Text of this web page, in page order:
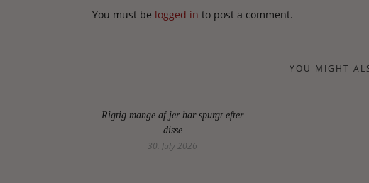
You must be logged in to post a comment.
YOU MIGHT
Rigtig mange af jer har spurgt efter
disse
30. July 2026